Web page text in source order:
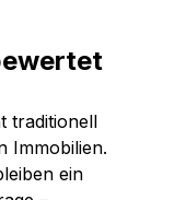
traditionell
Immobilien.
ein